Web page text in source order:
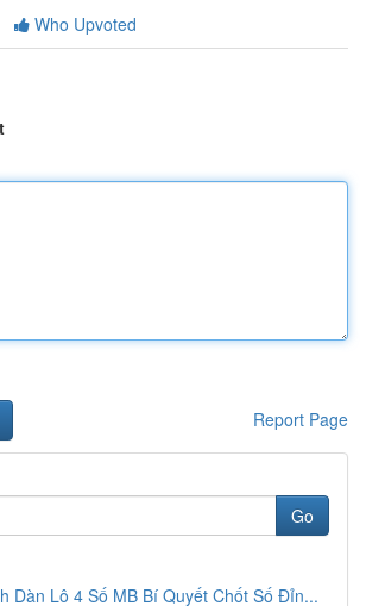
Who Upvoted
Report Page
Go
Dàn Lô 4 Số MB Bí Quyết Chốt Số Đỉn...